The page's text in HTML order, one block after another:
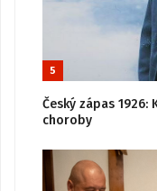
5
Český zápas 1926:
choroby